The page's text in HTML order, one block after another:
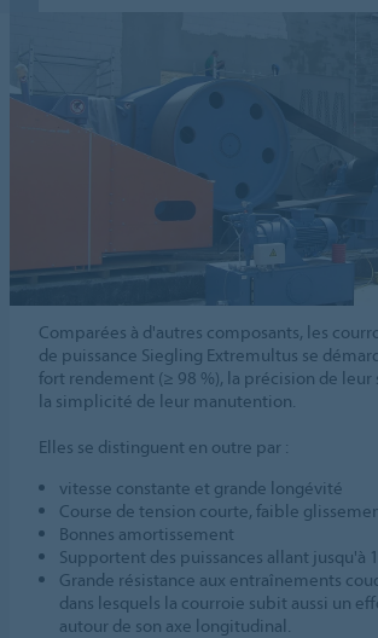
Comparées à d'autres composants, les
de puissance Siegling Extremultus se
fort rendement (≥ 98 %), la précision de leur
la simplicité de leur manutention.
Elles se distinguent en outre par :
vitesse constante et grande longévité
Course de tension courte, faible
Bonnes amortissement
Supportent des puissances allant jusqu'à
Grande résistance aux entraînements
dans lesquels la courroie subit aussi un
autour de son axe longitudinal.